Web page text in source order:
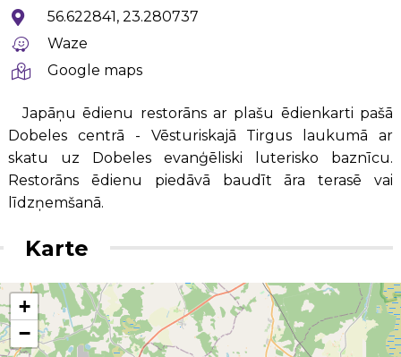
56.622841, 23.280737
Waze
Google maps
Japāņu ēdienu restorāns ar plašu ēdienkarti pašā
Dobeles centrā - Vēsturiskajā Tirgus laukumā ar
skatu uz Dobeles evanģēliski luterisko baznīcu.
Restorāns ēdienu piedāvā baudīt āra terasē vai
līdzņemšanā.
Karte
+
−